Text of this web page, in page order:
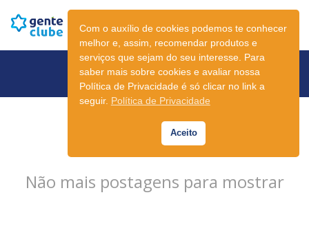
Newsletter
Não mais postagens para mostrar
Com o auxílio de cookies podemos te conhecer
melhor e, assim, recomendar produtos e
serviços que sejam do seu interesse. Para
saber mais sobre cookies e avaliar nossa
Política de Privacidade é só clicar no link a
seguir. Política de Privacidade
Aceito